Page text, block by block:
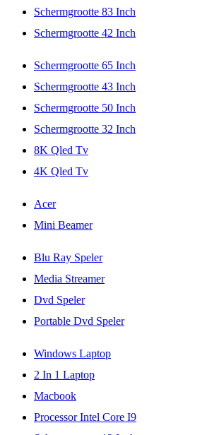
Schermgrootte 83 Inch
Schermgrootte 42 Inch
Schermgrootte 65 Inch
Schermgrootte 43 Inch
Schermgrootte 50 Inch
Schermgrootte 32 Inch
8K Qled Tv
4K Qled Tv
Acer
Mini Beamer
Blu Ray Speler
Media Streamer
Dvd Speler
Portable Dvd Speler
Windows Laptop
2 In 1 Laptop
Macbook
Processor Intel Core I9